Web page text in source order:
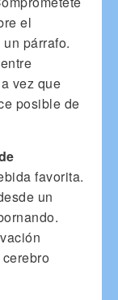
el
párrafo.
vez que
posible de
favorita.
un